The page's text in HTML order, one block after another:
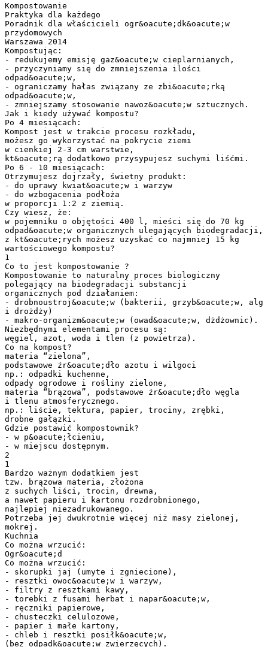
Kompostowanie
Praktyka dla każdego
Poradnik dla właścicieli ogr&oacute;dk&oacute;w
przydomowych
Warszawa 2014
Kompostując:
- redukujemy emisję gaz&oacute;w cieplarnianych,
- przyczyniamy się do zmniejszenia ilości
odpad&oacute;w,
- ograniczamy hałas związany ze zbi&oacute;rką
odpad&oacute;w,
- zmniejszamy stosowanie nawoz&oacute;w sztucznych.
Jak i kiedy używać kompostu?
Po 4 miesiącach:
Kompost jest w trakcie procesu rozkładu,
możesz go wykorzystać na pokrycie ziemi
w cienkiej 2-3 cm warstwie,
kt&oacute;rą dodatkowo przysypujesz suchymi liśćmi.
Po 6 - 10 miesiącach:
Otrzymujesz dojrzały, świetny produkt:
- do uprawy kwiat&oacute;w i warzyw
- do wzbogacenia podłoża
w proporcji 1:2 z ziemią.
Czy wiesz, że:
w pojemniku o objętości 400 l, mieści się do 70 kg
odpad&oacute;w organicznych ulegających biodegradacji,
z kt&oacute;rych możesz uzyskać co najmniej 15 kg
wartościowego kompostu?
1
Co to jest kompostowanie ?
Kompostowanie to naturalny proces biologiczny
polegający na biodegradacji substancji
organicznych pod działaniem:
- drobnoustroj&oacute;w (bakterii, grzyb&oacute;w, alg
i drożdży)
- makro-organizm&oacute;w (owad&oacute;w, dżdżownic).
Niezbędnymi elementami procesu są:
węgiel, azot, woda i tlen (z powietrza).
Co na kompost?
materia “zielona”,
podstawowe źr&oacute;dło azotu i wilgoci
np.: odpadki kuchenne,
odpady ogrodowe i rośliny zielone,
materia “brązowa”, podstawowe źr&oacute;dło węgla
i tlenu atmosferycznego.
np.: liście, tektura, papier, trociny, zrębki,
drobne gałązki.
Gdzie postawić kompostownik?
- w p&oacute;łcieniu,
- w miejscu dostępnym.
2
1
Bardzo ważnym dodatkiem jest
tzw. brązowa materia, złożona
z suchych liści, trocin, drewna,
a nawet papieru i kartonu rozdrobnionego,
najlepiej niezadrukowanego.
Potrzeba jej dwukrotnie więcej niż masy zielonej,
mokrej.
Kuchnia
Co można wrzucić:
Ogr&oacute;d
Co można wrzucić:
- skorupki jaj (umyte i zgniecione),
- resztki owoc&oacute;w i warzyw,
- filtry z resztkami kawy,
- torebki z fusami herbat i napar&oacute;w,
- ręczniki papierowe,
- chusteczki celulozowe,
- papier i małe kartony,
- chleb i resztki posiłk&oacute;w,
(bez odpadk&oacute;w zwierzęcych).